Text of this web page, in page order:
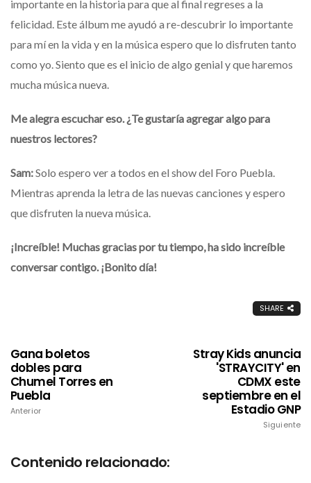
importante en la historia para que al final regreses a la
felicidad. Este álbum me ayudó a re-descubrir lo importante
para mí en la vida y en la música espero que lo disfruten tanto
como yo. Siento que es el inicio de algo genial y que haremos
mucha música nueva.
Me alegra escuchar eso. ¿Te gustaría agregar algo para
nuestros lectores?
Sam:Solo espero ver a todos en el show del Foro Puebla.
Mientras aprenda la letra de las nuevas canciones y espero
que disfruten la nueva música.
¡Increíble! Muchas gracias por tu tiempo, ha sido increíble
conversar contigo. ¡Bonito día!
SHARE
Gana boletos
dobles para
Chumel Torres en
Puebla
Anterior
Stray Kids anuncia
'STRAYCITY' en
CDMX este
septiembre en el
Estadio GNP
Siguiente
Contenido relacionado: